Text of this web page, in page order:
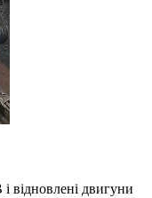
відновлені двигуни